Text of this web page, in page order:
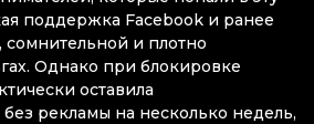
поддержка Facebook и ранее
и плотно
Однако при блокировке
оставила
рекламы на несколько недель,